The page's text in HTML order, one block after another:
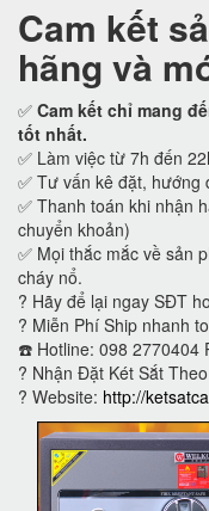
Cam kết
hãng và
✅ Cam kết chỉ mang
tốt nhất.
✅ Làm việc từ 7h đến
✅ Tư vấn kê đặt,
✅ Thanh toán khi nhận
chuyển khoản)
✅ Mọi thắc mắc về sản
cháy nổ.
? Hãy để lại ngay SĐT
? Miễn Phí Ship nhanh
☎️ Hotline: 098 2770404
? Nhận Đặt Két Sắt
? Website: http://